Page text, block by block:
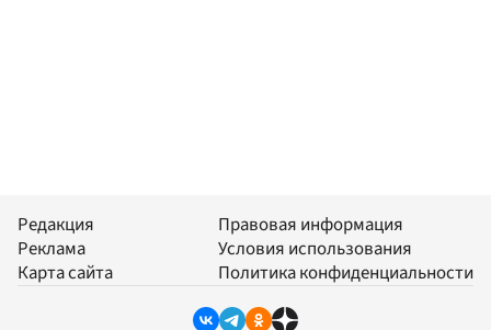
Редакция
Реклама
Карта сайта
Правовая информация
Условия использования
Политика конфиденциальности